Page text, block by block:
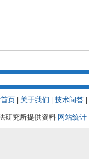
页 关于我们 技术问答
研究所提供资料 网站统计